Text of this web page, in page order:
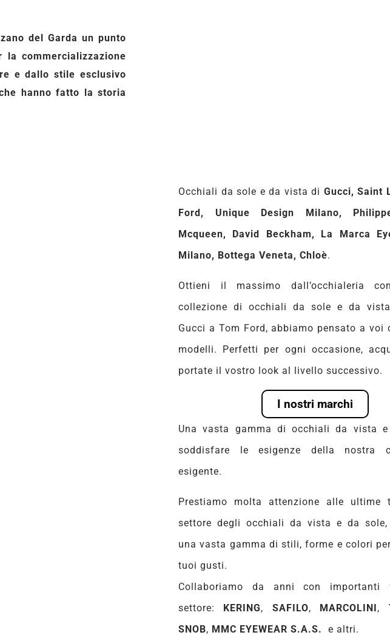
del Garda un punto
commercializzazione
e dallo stile esclusivo
hanno fatto la storia
Occhiali da sole e da vista di Gucci, Saint
Ford, Unique Design Milano,
Mcqueen, David Beckham, La Marca
Milano, Bottega Veneta, Chloè.
Ottieni il massimo dall’occhialeria
collezione di occhiali da sole e da
Gucci a Tom Ford, abbiamo pensato a
modelli. Perfetti per ogni occasione,
portate il vostro look al livello successivo.
I nostri marchi
Una vasta gamma di occhiali da vista
soddisfare le esigenze della nostra
esigente.
Prestiamo molta attenzione alle ultime
settore degli occhiali da vista e da sole,
una vasta gamma di stili, forme e colori
tuoi gusti.
Collaboriamo da anni con importanti
settore: KERING, SAFILO, MARCOLINI,
SNOB, MMC EYEWEAR S.A.S. e altri.